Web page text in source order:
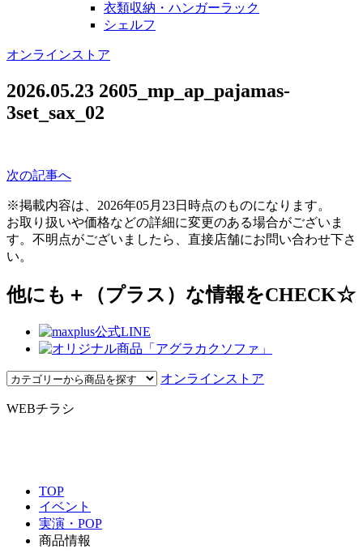
衣類収納・ハンガーラック
シェルフ
オンラインストア
2026.05.23 2605_mp_ap_pajamas-
3set_sax_02
次の記事へ
※掲載内容は、2026年05月23日時点のものになります。
お取り扱いや価格などの詳細に変更のある場合がございま
す。不明点がございましたら、直接店舗にお問い合わせ下さ
い。
他にも＋（プラス）な情報をCHECK☆
オンラインストア
WEBチラシ
TOP
イベント
実演・POP
商品情報